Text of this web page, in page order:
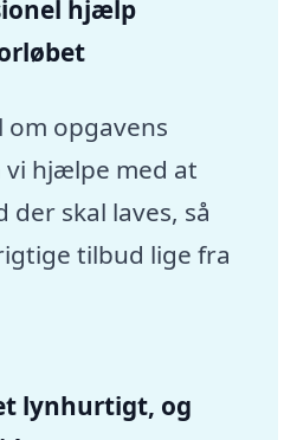
hjælp
om opgavens
vi hjælpe med at
skal laves, så
tilbud lige fra
lynhurtigt, og